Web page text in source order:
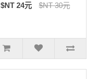
$NT 24元 $NT 30元